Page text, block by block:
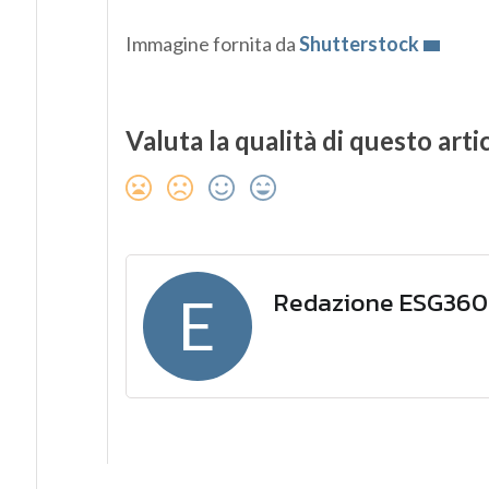
Immagine fornita daShutterstock
Valuta la qualità di questo
E Redazione ESG360